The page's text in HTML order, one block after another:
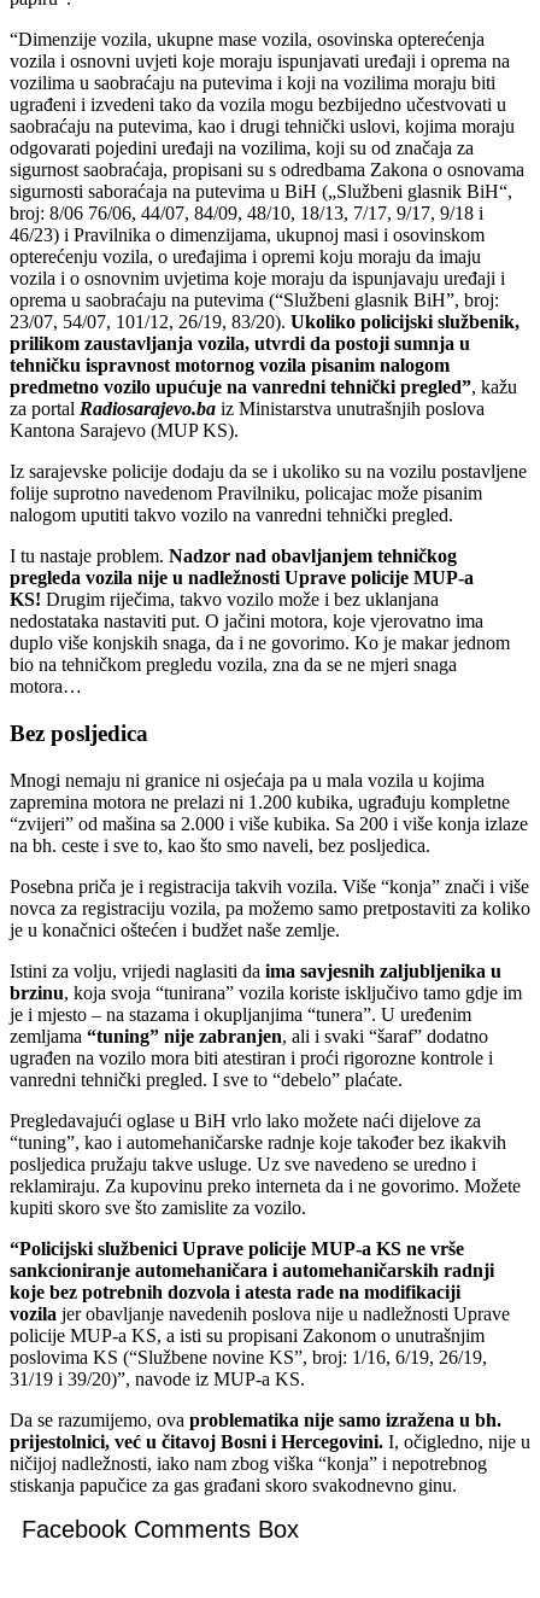
“Dimenzije vozila, ukupne mase vozila, osovinska opterećenja
vozila i osnovni uvjeti koje moraju ispunjavati uređaji i oprema na
vozilima u saobraćaju na putevima i koji na vozilima moraju biti
ugrađeni i izvedeni tako da vozila mogu bezbijedno učestvovati u
saobraćaju na putevima, kao i drugi tehnički uslovi, kojima moraju
odgovarati pojedini uređaji na vozilima, koji su od značaja za
sigurnost saobraćaja, propisani su s odredbama Zakona o osnovama
sigurnosti saboraćaja na putevima u BiH („Službeni glasnik BiH“,
broj: 8/06 76/06, 44/07, 84/09, 48/10, 18/13, 7/17, 9/17, 9/18 i
46/23) i Pravilnika o dimenzijama, ukupnoj masi i osovinskom
opterećenju vozila, o uređajima i opremi koju moraju da imaju
vozila i o osnovnim uvjetima koje moraju da ispunjavaju uređaji i
oprema u saobraćaju na putevima (“Službeni glasnik BiH”, broj:
23/07, 54/07, 101/12, 26/19, 83/20). Ukoliko policijski službenik,
prilikom zaustavljanja vozila, utvrdi da postoji sumnja u
tehničku ispravnost motornog vozila pisanim nalogom
predmetno vozilo upućuje na vanredni tehnički pregled”, kažu
za portal Radiosarajevo.ba iz Ministarstva unutrašnjih poslova
Kantona Sarajevo (MUP KS).
Iz sarajevske policije dodaju da se i ukoliko su na vozilu postavljene
folije suprotno navedenom Pravilniku, policajac može pisanim
nalogom uputiti takvo vozilo na vanredni tehnički pregled.
I tu nastaje problem. Nadzor nad obavljanjem tehničkog
pregleda vozila nije u nadležnosti Uprave policije MUP-a
KS! Drugim riječima, takvo vozilo može i bez uklanjana
nedostataka nastaviti put. O jačini motora, koje vjerovatno ima
duplo više konjskih snaga, da i ne govorimo. Ko je makar jednom
bio na tehničkom pregledu vozila, zna da se ne mjeri snaga
motora…
Bez posljedica
Mnogi nemaju ni granice ni osjećaja pa u mala vozila u kojima
zapremina motora ne prelazi ni 1.200 kubika, ugrađuju kompletne
“zvijeri” od mašina sa 2.000 i više kubika. Sa 200 i više konja izlaze
na bh. ceste i sve to, kao što smo naveli, bez posljedica.
Posebna priča je i registracija takvih vozila. Više “konja” znači i više
novca za registraciju vozila, pa možemo samo pretpostaviti za koliko
je u konačnici oštećen i budžet naše zemlje.
Istini za volju, vrijedi naglasiti da ima savjesnih zaljubljenika u
brzinu, koja svoja “tunirana” vozila koriste isključivo tamo gdje im
je i mjesto – na stazama i okupljanjima “tunera”. U uređenim
zemljama “tuning” nije zabranjen, ali i svaki “šaraf” dodatno
ugrađen na vozilo mora biti atestiran i proći rigorozne kontrole i
vanredni tehnički pregled. I sve to “debelo” plaćate.
Pregledavajući oglase u BiH vrlo lako možete naći dijelove za
“tuning”, kao i automehaničarske radnje koje također bez ikakvih
posljedica pružaju takve usluge. Uz sve navedeno se uredno i
reklamiraju. Za kupovinu preko interneta da i ne govorimo. Možete
kupiti skoro sve što zamislite za vozilo.
“Policijski službenici Uprave policije MUP-a KS ne vrše
sankcioniranje automehaničara i automehaničarskih radnji
koje bez potrebnih dozvola i atesta rade na modifikaciji
vozila jer obavljanje navedenih poslova nije u nadležnosti Uprave
policije MUP-a KS, a isti su propisani Zakonom o unutrašnjim
poslovima KS (“Službene novine KS”, broj: 1/16, 6/19, 26/19,
31/19 i 39/20)”, navode iz MUP-a KS.
Da se razumijemo, ova problematika nije samo izražena u bh.
prijestolnici, već u čitavoj Bosni i Hercegovini. I, očigledno, nije u
ničijoj nadležnosti, iako nam zbog viška “konja” i nepotrebnog
stiskanja papučice za gas građani skoro svakodnevno ginu.
Facebook Comments Box